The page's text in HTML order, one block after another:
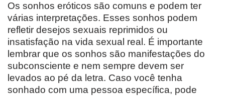
Os sonhos eróticos são comuns e podem ter
várias interpretações. Esses sonhos podem
refletir desejos sexuais reprimidos ou
insatisfação na vida sexual real. É importante
lembrar que os sonhos são manifestações do
subconsciente e nem sempre devem ser
levados ao pé da letra. Caso você tenha
sonhado com uma pessoa específica, pode